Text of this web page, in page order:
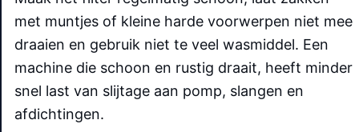
met muntjes of kleine harde voorwerpen niet mee
draaien en gebruik niet te veel wasmiddel. Een
machine die schoon en rustig draait, heeft minder
snel last van slijtage aan pomp, slangen en
afdichtingen.